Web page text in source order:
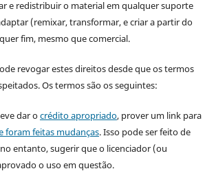
e redistribuir o material em qualquer suporte
(remixar, transformar, e criar a partir do
fim, mesmo que comercial.
revogar estes direitos desde que os termos
Os termos são os seguintes:
dar ocrédito apropriado, prover um link para
foram feitas mudanças. Isso pode ser feito de
entanto, sugerir que o licenciador (ou
o uso em questão.